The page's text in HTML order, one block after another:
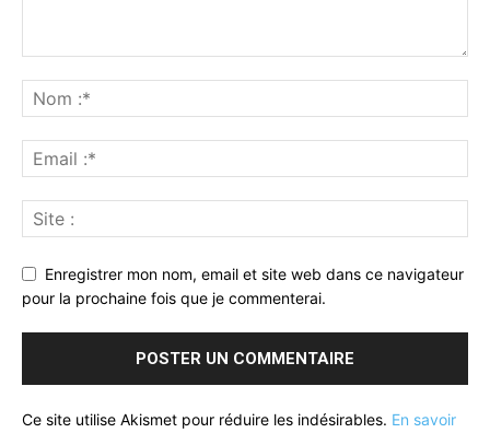
Enregistrer mon nom, email et site web dans ce navigateur
pour la prochaine fois que je commenterai.
Ce site utilise Akismet pour réduire les indésirables. En savoir